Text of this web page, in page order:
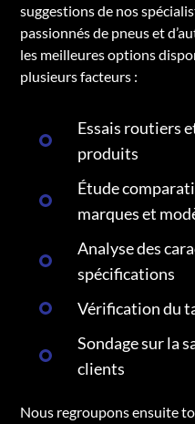
suggestions de nos
passionnés de pneus et
les meilleures options
plusieurs facteurs :
Essais routiers
produits
Étude
marques et
Analyse des
spécifications
Vérification du
Sondage sur la
clients
Nous regroupons ensuite